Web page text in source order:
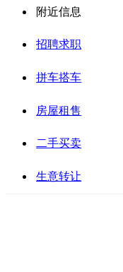
附近信息
招聘求职
拼车搭车
房屋租售
二手买卖
生意转让